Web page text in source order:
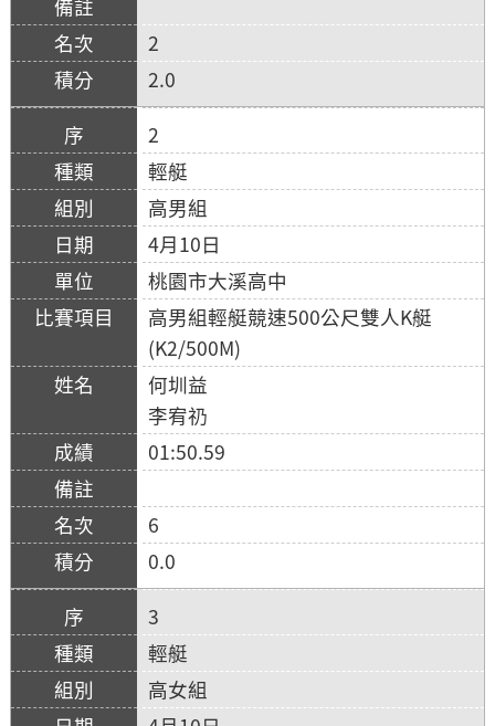
2
2.0
2
輕艇
高男組
4月10日
桃園市大溪高中
高男組輕艇競速500公尺雙人K艇
(K2/500M)
何圳益
李宥礽
01:50.59
6
0.0
3
輕艇
高女組